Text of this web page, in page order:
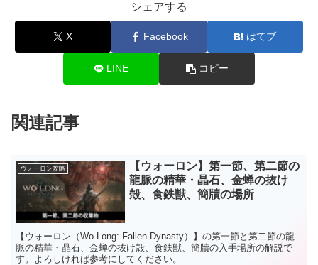
シェアする
X Facebook はてブ
LINE コピー
関連記事
ウォーロン攻略
【ウォーロン】第一節、第二節の
龍脈の精華・晶石、金蝉の抜け
殻、食鉄獣、簡牘の場所
【ウォーロン（Wo Long: Fallen Dynasty）】の第一節と第二節の龍
脈の精華・晶石、金蝉の抜け殻、食鉄獣、簡牘の入手場所の解説で
す。よろしければ参考にしてください。